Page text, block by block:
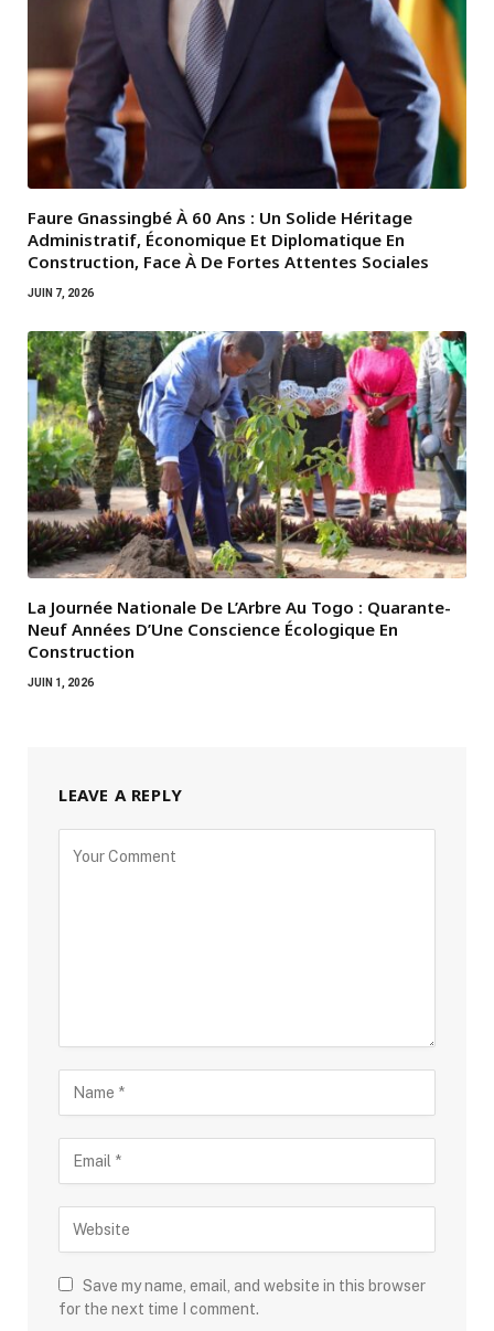
Faure Gnassingbé À 60 Ans : Un Solide Héritage
Administratif, Économique Et Diplomatique En
Construction, Face À De Fortes Attentes Sociales
JUIN 7, 2026
La Journée Nationale De L’Arbre Au Togo : Quarante-
Neuf Années D’Une Conscience Écologique En
Construction
JUIN 1, 2026
LEAVE A REPLY
Save my name, email, and website in this browser
for the next time I comment.